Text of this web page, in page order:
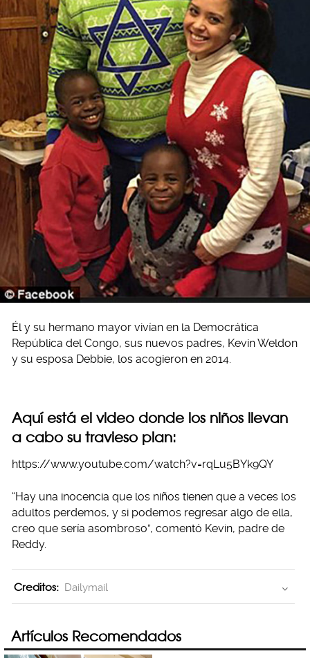
Él y su hermano mayor vivían en la Democrática
República del Congo, sus nuevos padres, Kevin Weldon
y su esposa Debbie, los acogieron en 2014.
Aquí está el video donde los niños llevan
a cabo su travieso plan:
https://www.youtube.com/watch?v=rqLu5BYk9QY
“Hay una inocencia que los niños tienen que a veces los
adultos perdemos, y si podemos regresar algo de ella,
creo que sería asombroso”, comentó Kevin, padre de
Reddy.
Creditos: Dailymail
Artículos Recomendados